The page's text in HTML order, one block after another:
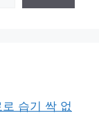
습기 싹 없